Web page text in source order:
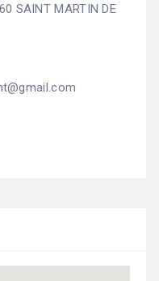
SAINT MARTIN DE